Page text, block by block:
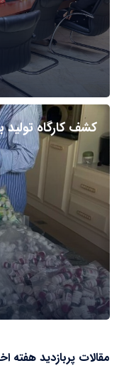
کشف کارگاه تولید
مقالات پربازدید هفته